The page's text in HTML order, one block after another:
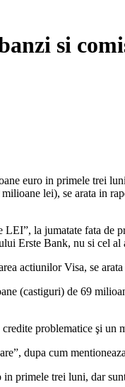
si
euro in primele trei
lei), se arata in
la jumatate fata de
Erste Bank, nu si cel
actiunilor Visa, se
(castiguri) de 69
problematice şi un
dupa cum
primele trei luni, dar